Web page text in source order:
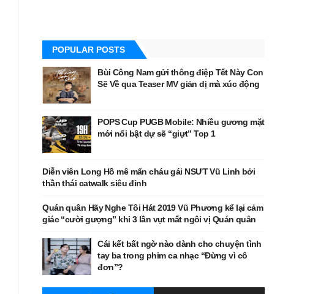
POPULAR POSTS
Bùi Công Nam gửi thông điệp Tết Này Con
Sẽ Về qua Teaser MV giản dị mà xúc động
POPS Cup PUGB Mobile: Nhiều gương mặt
mới nổi bật dự sẽ “giựt” Top 1
Diễn viên Long Hồ mê mẩn cháu gái NSƯT Vũ Linh bởi
thần thái catwalk siêu đỉnh
Quán quân Hãy Nghe Tôi Hát 2019 Vũ Phương kể lại cảm
giác “cười gượng” khi 3 lần vụt mất ngôi vị Quán quân
Cái kết bất ngờ nào dành cho chuyện tình
tay ba trong phim ca nhạc “Đừng vì cô
đơn”?